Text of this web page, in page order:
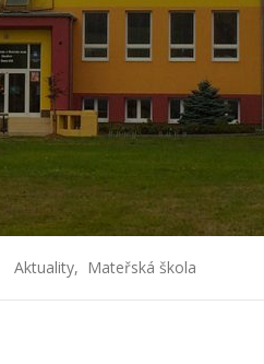
Aktuality, Mateřská škola